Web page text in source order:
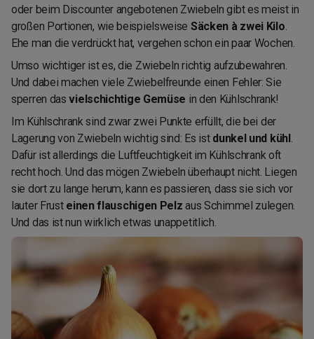
oder beim Discounter angebotenen Zwiebeln gibt es meist in
großen Portionen, wie beispielsweise Säcken à zwei Kilo.
Ehe man die verdrückt hat, vergehen schon ein paar Wochen.
Umso wichtiger ist es, die Zwiebeln richtig aufzubewahren.
Und dabei machen viele Zwiebelfreunde einen Fehler: Sie
sperren dasvielschichtige Gemüse in den Kühlschrank!
Im Kühlschrank sind zwar zwei Punkte erfüllt, die bei der
Lagerung von Zwiebeln wichtig sind: Es ist dunkel und kühl.
Dafür ist allerdings die Luftfeuchtigkeit im Kühlschrank oft
recht hoch. Und das mögen Zwiebeln überhaupt nicht. Liegen
sie dort zu lange herum, kann es passieren, dass sie sich vor
lauter Frust einen flauschigen Pelz aus Schimmel zulegen.
Und das ist nun wirklich etwas unappetitlich.